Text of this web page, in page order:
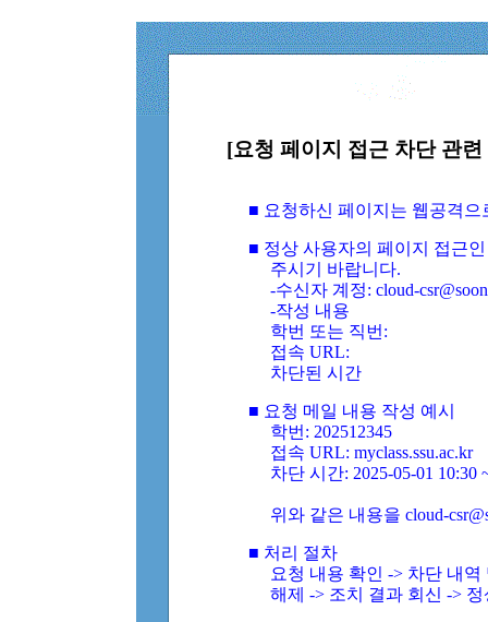
[요청 페이지 접근 차단 관
■ 요청하신 페이지는 웹공격
■ 정상 사용자의 페이지 접근
주시기 바랍니다.
-수신자 계정: cloud-
-작성 내용
학번 또는 직번:
접속 URL:
차단된 시간
■ 요청 메일 내용 작성 예시
학번: 202512345
접속 URL: myclass.ssu.ac.kr
차단 시간: 2025-05-01 10:30
위와 같은 내용을 cloud-
■ 처리 절차
요청 내용 확인 -> 차단 내
해제 -> 조치 결과 회신 ->